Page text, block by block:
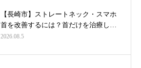
【長崎市】ストレートネック・スマホ
首を改善するには？首だけを治療し…
2026.08.5